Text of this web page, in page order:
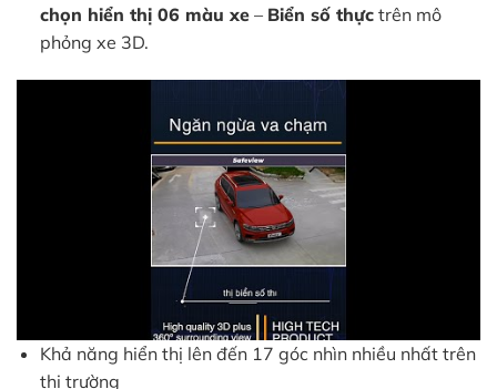
chọn hiển thị 06 màu xe– Biển số thựctrên mô
phỏng xe 3D.
Khả năng hiển thị lên đến 17 góc nhìn nhiều nhất trên
thị trường